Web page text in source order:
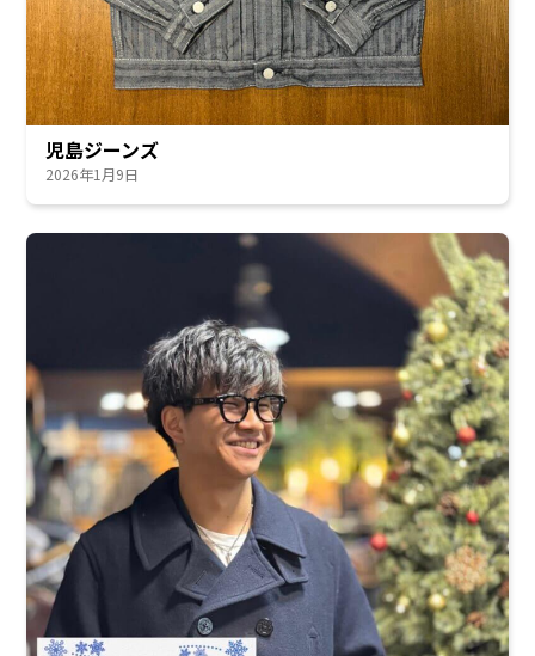
児島ジーンズ
2026年1月9日